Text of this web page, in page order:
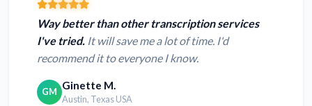
Way better than other transcription services
I've tried. It will save me a lot of time. I'd
recommend it to everyone I know.
GM Ginette M.
Austin, Texas USA